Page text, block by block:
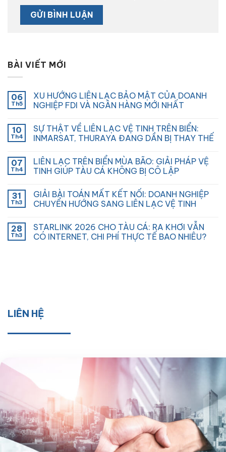
BÀI VIẾT MỚI
06
Th5
XU HƯỚNG LIÊN LẠC BẢO MẬT CỦA DOANH
NGHIỆP FDI VÀ NGÂN HÀNG MỚI NHẤT
10
Th4
SỰ THẬT VỀ LIÊN LẠC VỆ TINH TRÊN BIỂN:
INMARSAT, THURAYA ĐANG DẦN BỊ THAY THẾ
07
Th4
LIÊN LẠC TRÊN BIỂN MÙA BÃO: GIẢI PHÁP VỆ
TINH GIÚP TÀU CÁ KHÔNG BỊ CÔ LẬP
31
Th3
GIẢI BÀI TOÁN MẤT KẾT NỐI: DOANH NGHIỆP
CHUYỂN HƯỚNG SANG LIÊN LẠC VỆ TINH
28
Th3
STARLINK 2026 CHO TÀU CÁ: RA KHƠI VẪN
CÓ INTERNET, CHI PHÍ THỰC TẾ BAO NHIÊU?
LIÊN HỆ